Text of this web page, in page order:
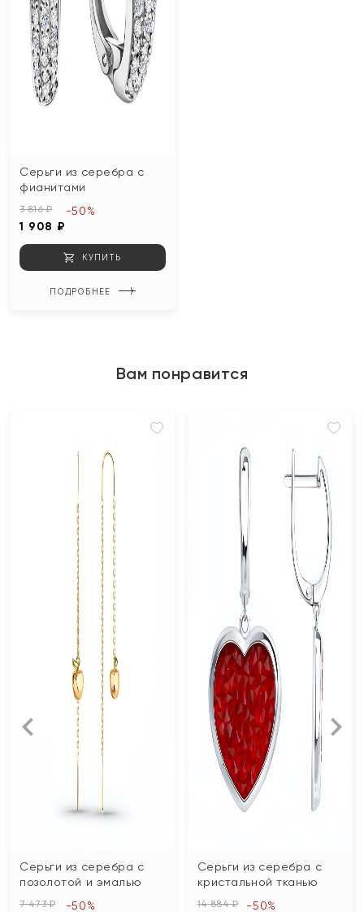
Серьги из серебра с
фианитами
3 816 ₽
1 908 ₽
-50%
КУПИТЬ
ПОДРОБНЕЕ
Вам понравится
Серьги из серебра с
позолотой и эмалью
7 473 ₽ -50%
Серьги из серебра с
кристальной тканью
14 884 ₽ -50%